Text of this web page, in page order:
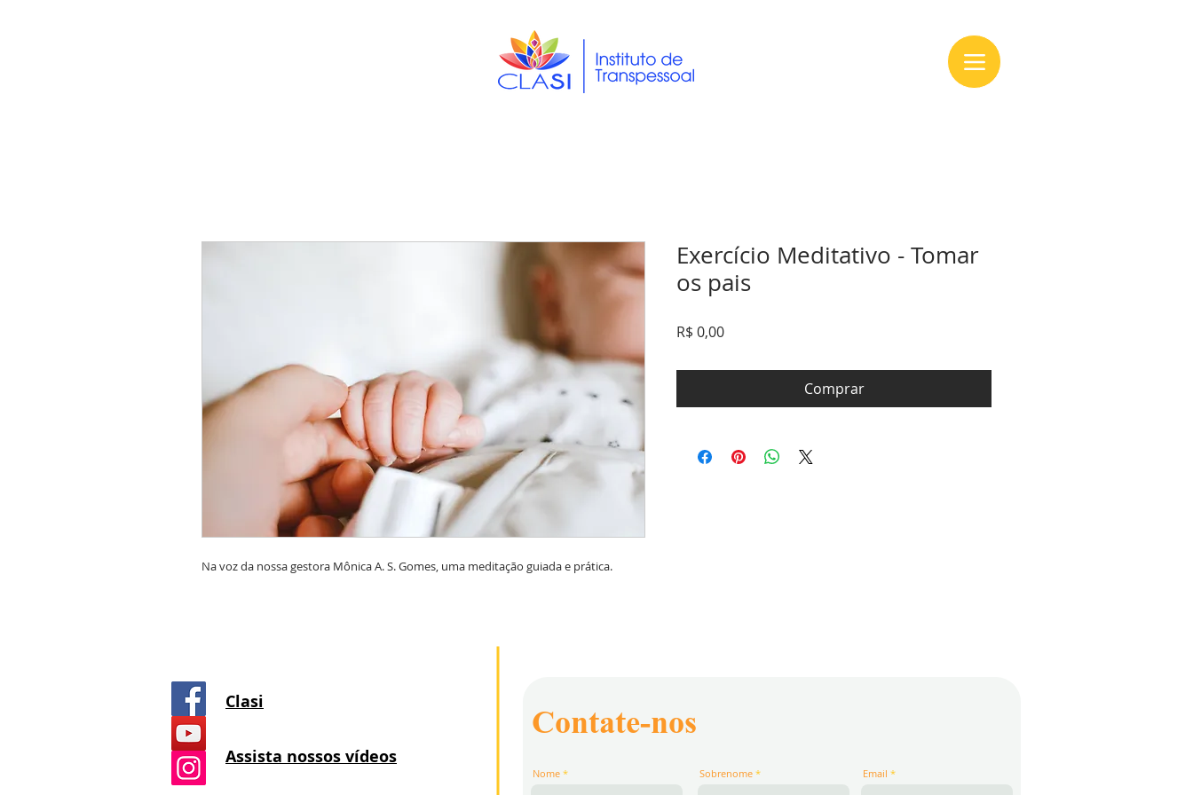
Na voz da nossa gestora Mônica A. S. Gomes, uma meditação guiada e prática.
Exercício Meditativo - Tomar
os pais
R$ 0,00Preço
Comprar
Contate-nos
Nome Sobrenome Email
Clasi
Assista nossos vídeos